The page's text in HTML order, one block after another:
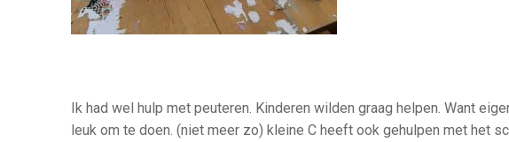
Ik had wel hulp met peuteren. Kinderen wilden graag helpen. Want
leuk om te doen. (niet meer zo) kleine C heeft ook gehulpen met het